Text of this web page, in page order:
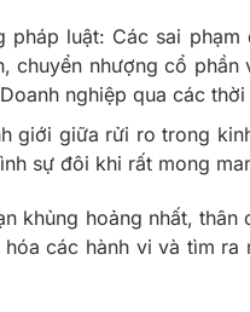
pháp luật: Các sai
chuyển nhượng cổ
nghiệp qua các
giới giữa rửi ro trong
sự đôi khi rất mong
khủng hoảng nhất,
các hành vi và tìm